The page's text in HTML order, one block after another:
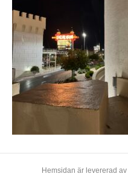
Hemsidan är levererad av